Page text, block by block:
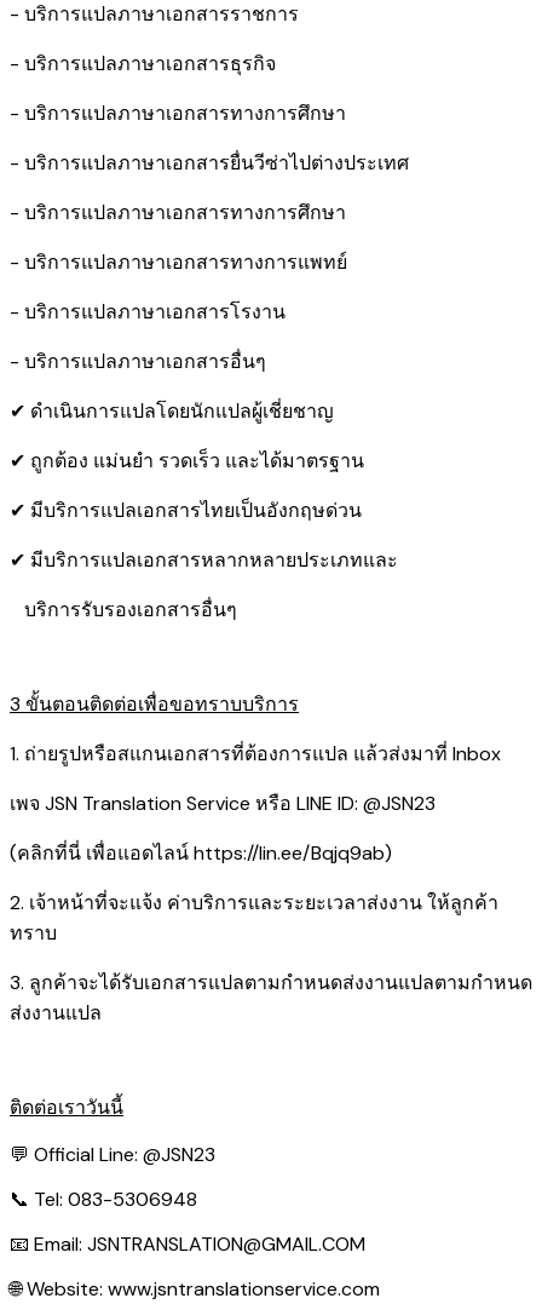
- บริการแปลภาษาเอกสารราชการ
- บริการแปลภาษาเอกสารธุรกิจ
- บริการแปลภาษาเอกสารทางการศึกษา
- บริการแปลภาษาเอกสารยื่นวีซ่าไปต่างประเทศ
- บริการแปลภาษาเอกสารทางการศึกษา
- บริการแปลภาษาเอกสารทางการแพทย์
- บริการแปลภาษาเอกสารโรงาน
- บริการแปลภาษาเอกสารอื่นๆ
✔ ดำเนินการแปลโดยนักแปลผู้เชี่ยชาญ
✔ ถูกต้อง แม่นยำ รวดเร็ว และได้มาตรฐาน
✔ มีบริการแปลเอกสารไทยเป็นอังกฤษด่วน
✔ มีบริการแปลเอกสารหลากหลายประเภทและ
​ บริการรับรองเอกสารอื่นๆ
3 ขั้นตอนติดต่อเพื่อขอทราบบริการ
1. ถ่ายรูปหรือสแกนเอกสารที่ต้องการแปล แล้วส่งมาที่ Inbox
เพจ JSN Translation Service หรือ LINE ID: @JSN23
(คลิกที่นี่ เพื่อแอดไลน์https://lin.ee/Bqjq9ab)
2. เจ้าหน้าที่จะแจ้ง ค่าบริการและระยะเวลาส่งงาน ให้ลูกค้า
ทราบ
3. ลูกค้าจะได้รับเอกสารแปลตามกำหนดส่งงานแปลตามกำหนด
ส่งงานแปล
ติดต่อเราวันนี้
💬 Official Line: @JSN23
📞 Tel: 083-5306948
📧 Email: JSNTRANSLATION@GMAIL.COM
🌐 Website: www.jsntranslationservice.com